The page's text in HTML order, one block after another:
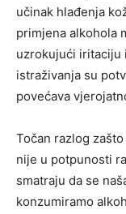
učinak hlađenja
primjena alkohola
uzrokujući iritaciju
istraživanja su
povećava
Točan razlog
nije u potpunosti
smatraju da se
konzumiramo